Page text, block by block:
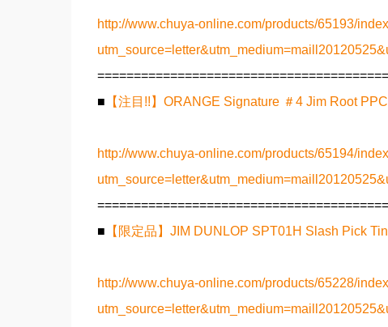
http://www.chuya-online.com/products/65193/
■ 【注目!!】ORANGE Signature ＃4 Jim Root
http://www.chuya-online.com/products/65194/
■ 【限定品】JIM DUNLOP SPT01H Slash Pick
http://www.chuya-online.com/products/65228/